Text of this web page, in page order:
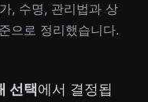
, 수명, 관리법과 상
으로 정리했습니다.
선택에서 결정됩